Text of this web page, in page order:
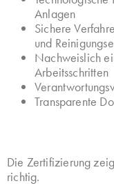
Anlagen
Sichere
und
Nachweislich
Arbeitsschritten
Transparente
Die Zertifizierung
richtig.